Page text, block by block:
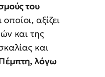
του
οποίοι, αξίζει
και της
και
λόγω